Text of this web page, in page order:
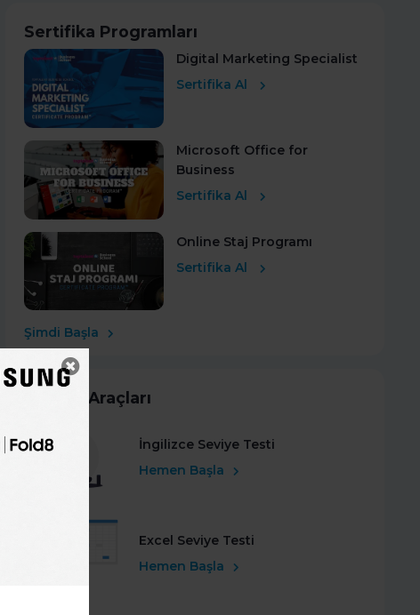
Sertifika Programları
Digital Marketing Specialist
Sertifika Al
Microsoft Office for
Business
Sertifika Al
Online Staj Programı
Sertifika Al
Şimdi Başla
Kariyer Araçları
İngilizce Seviye Testi
Hemen Başla
Excel Seviye Testi
Hemen Başla